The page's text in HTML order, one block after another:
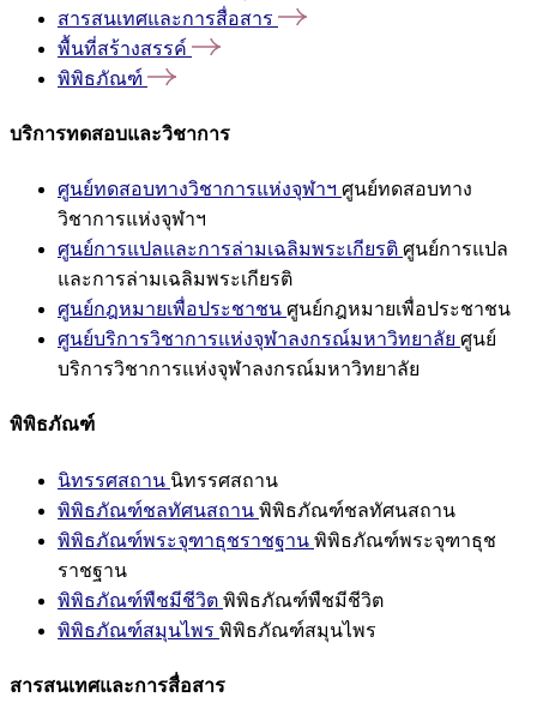
สารสนเทศและการสื่อสาร
พื้นที่สร้างสรรค์
พิพิธภัณฑ์
บริการทดสอบและวิชาการ
ศูนย์ทดสอบทางวิชาการแห่งจุฬาฯ ศูนย์ทดสอบทาง
วิชาการแห่งจุฬาฯ
ศูนย์การแปลและการล่ามเฉลิมพระเกียรติ ศูนย์การแปล
และการล่ามเฉลิมพระเกียรติ
ศูนย์กฎหมายเพื่อประชาชน ศูนย์กฎหมายเพื่อประชาชน
ศูนย์บริการวิชาการแห่งจุฬาลงกรณ์มหาวิทยาลัย ศูนย์
บริการวิชาการแห่งจุฬาลงกรณ์มหาวิทยาลัย
พิพิธภัณฑ์
นิทรรศสถาน นิทรรศสถาน
พิพิธภัณฑ์ชลทัศนสถาน พิพิธภัณฑ์ชลทัศนสถาน
พิพิธภัณฑ์พระจุฑาธุชราชฐาน พิพิธภัณฑ์พระจุฑาธุช
ราชฐาน
พิพิธภัณฑ์พืชมีชีวิต พิพิธภัณฑ์พืชมีชีวิต
พิพิธภัณฑ์สมุนไพร พิพิธภัณฑ์สมุนไพร
สารสนเทศและการสื่อสาร